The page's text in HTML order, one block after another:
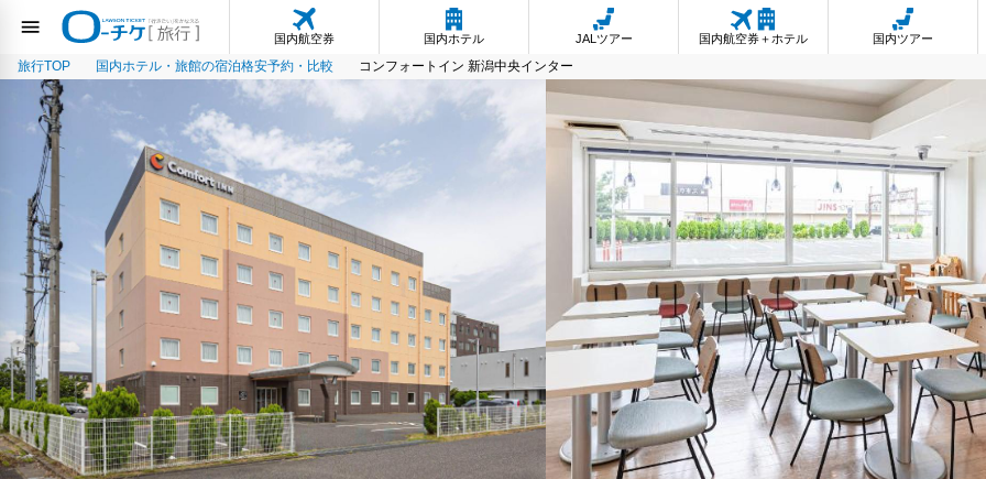
国内航空券 国内ホテル JALツアー 国内航空券＋ホテル 国内ツアー
旅行TOP 国内ホテル・旅館の宿泊格安予約・比較 コンフォートイン 新潟中央インター